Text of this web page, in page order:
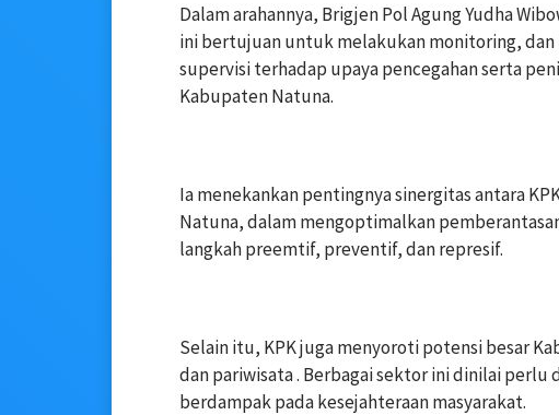
‎Dalam arahannya, Brigjen Pol Agung Yudha
ini bertujuan untuk melakukan monitoring, dan
supervisi terhadap upaya pencegahan serta
Kabupaten Natuna.
‎Ia menekankan pentingnya sinergitas antara
Natuna, dalam mengoptimalkan
langkah preemtif, preventif, dan represif.
‎Selain itu, KPK juga menyoroti potensi besar
dan pariwisata . Berbagai sektor ini dinilai
berdampak pada kesejahteraan masyarakat.